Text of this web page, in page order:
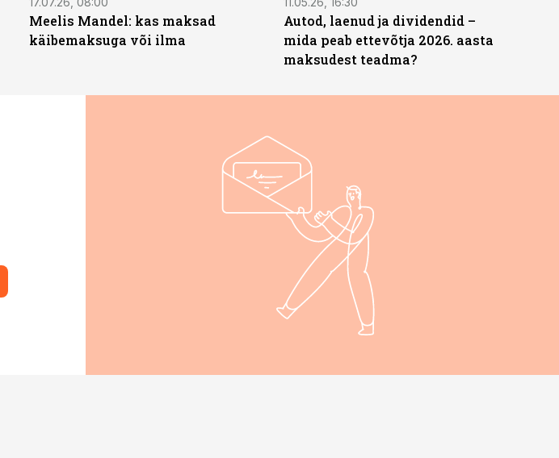
Meelis Mandel: kas maksad
käibemaksuga või ilma
Autod, laenud ja dividendid –
mida peab ettevõtja 2026. aasta
maksudest teadma?